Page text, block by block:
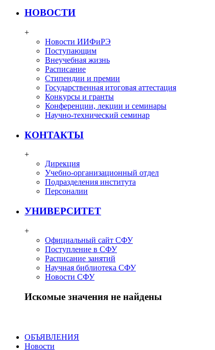
НОВОСТИ
+
Новости ИИФиРЭ
Поступающим
Внеучебная жизнь
Расписание
Стипендии и премии
Государственная итоговая аттестация
Конкурсы и гранты
Конференции, лекции и семинары
Научно-технический семинар
КОНТАКТЫ
+
Дирекция
Учебно-организационный отдел
Подразделения института
Персоналии
УНИВЕРСИТЕТ
+
Официальный сайт СФУ
Поступление в СФУ
Расписание занятий
Научная библиотека СФУ
Новости СФУ
Искомые значения не найдены
ОБЪЯВЛЕНИЯ
Новости